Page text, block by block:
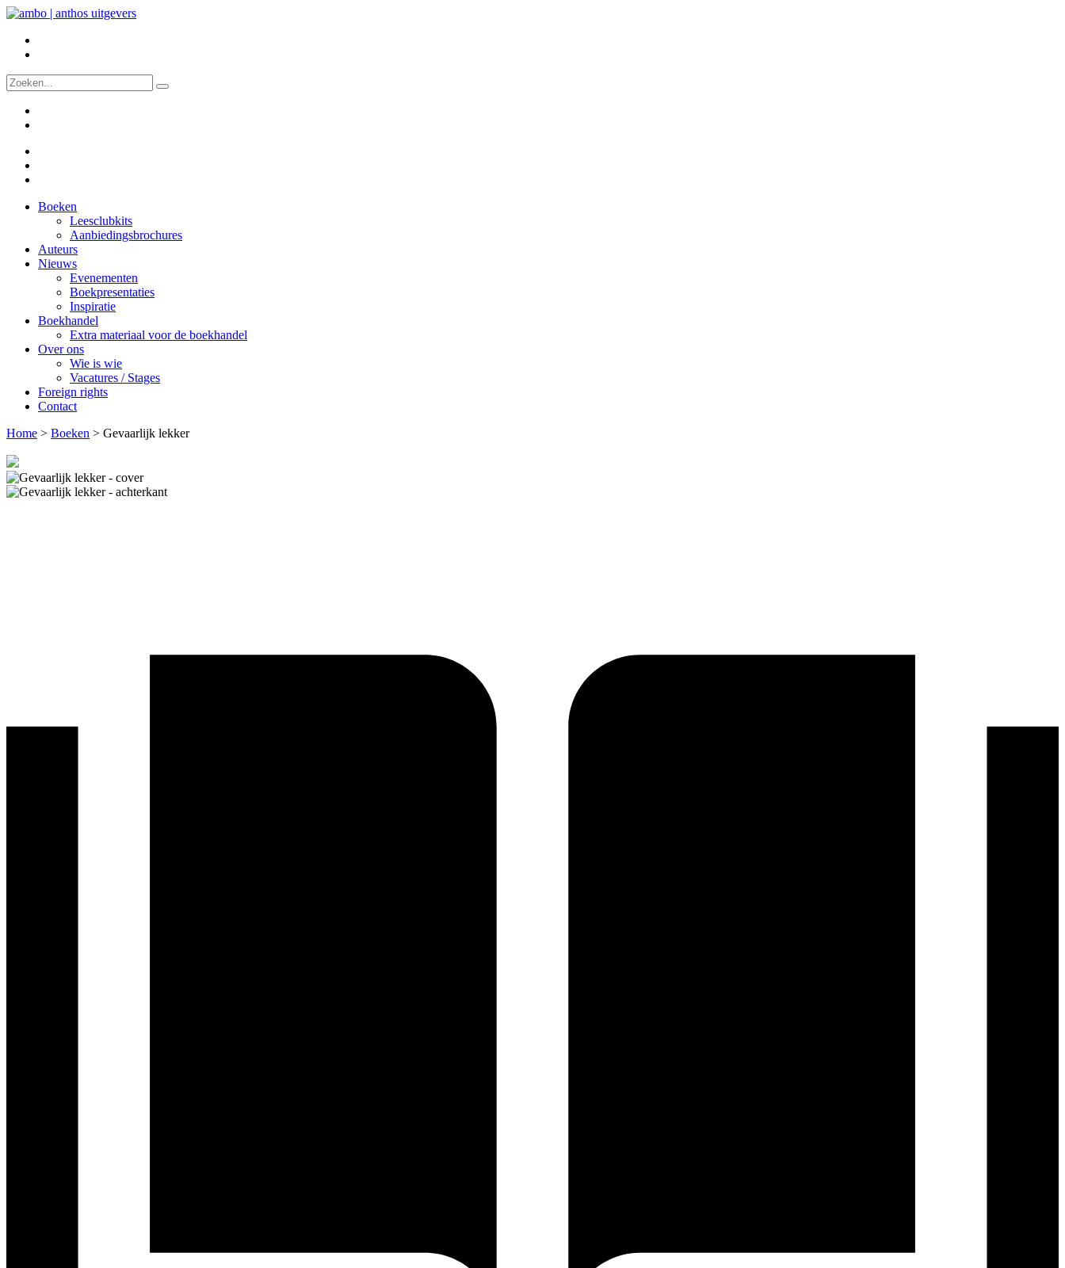
Boeken
Leesclubkits
Aanbiedingsbrochures
Auteurs
Nieuws
Evenementen
Boekpresentaties
Inspiratie
Boekhandel
Extra materiaal voor de boekhandel
Over ons
Wie is wie
Vacatures / Stages
Foreign rights
Contact
Home > Boeken > Gevaarlijk lekker